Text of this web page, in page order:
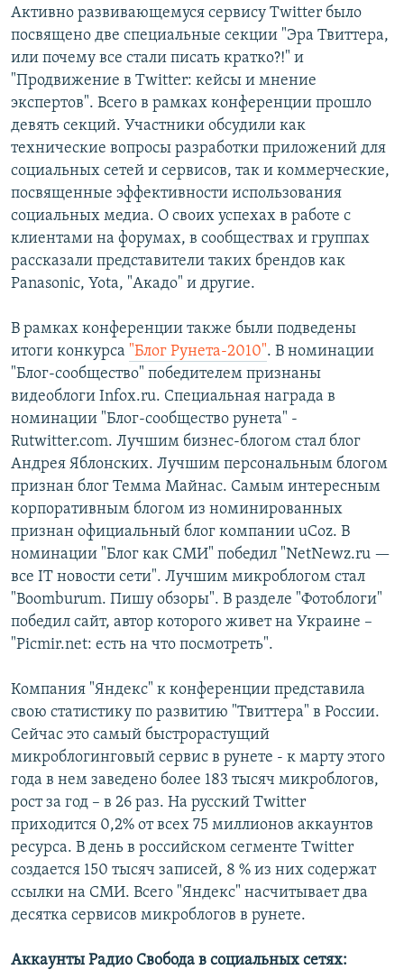
Активно развивающемуся сервису Twitter было
посвящено две специальные секции "Эра Твиттера,
или почему все стали писать кратко?!" и
"Продвижение в Twitter: кейсы и мнение
экспертов". Всего в рамках конференции прошло
девять секций. Участники обсудили как
технические вопросы разработки приложений для
социальных сетей и сервисов, так и коммерческие,
посвященные эффективности использования
социальных медиа. О своих успехах в работе с
клиентами на форумах, в сообществах и группах
рассказали представители таких брендов как
Panasonic, Yota, "Акадо" и другие.
В рамках конференции также были подведены
итоги конкурса "Блог Рунета-2010". В номинации
"Блог-сообщество" победителем признаны
видеоблоги Infox.ru. Специальная награда в
номинации "Блог-сообщество рунета" -
Rutwitter.com. Лучшим бизнес-блогом стал блог
Андрея Яблонских. Лучшим персональным блогом
признан блог Темма Майнас. Самым интересным
корпоративным блогом из номинированных
признан официальный блог компании uCoz. В
номинации "Блог как СМИ" победил "NetNewz.ru —
все IT новости сети". Лучшим микроблогом стал
"Boomburum. Пишу обзоры". В разделе "Фотоблоги"
победил сайт, автор которого живет на Украине –
"Picmir.net: есть на что посмотреть".
Компания "Яндекс" к конференции представила
свою статистику по развитию "Твиттера" в России.
Сейчас это самый быстрорастущий
микроблогинговый сервис в рунете - к марту этого
года в нем заведено более 183 тысяч микроблогов,
рост за год – в 26 раз. На русский Twitter
приходится 0,2% от всех 75 миллионов аккаунтов
ресурса. В день в российском сегменте Twitter
создается 150 тысяч записей, 8 % из них содержат
ссылки на СМИ. Всего "Яндекс" насчитывает два
десятка сервисов микроблогов в рунете.
Аккаунты Радио Свобода в социальных сетях: